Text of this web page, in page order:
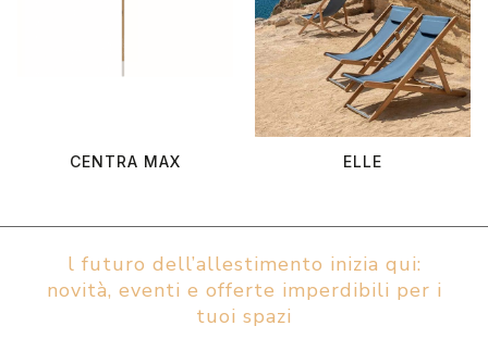
CENTRA MAX ELLE
l futuro dell’allestimento inizia qui:
novità, eventi e offerte imperdibili per i
tuoi spazi